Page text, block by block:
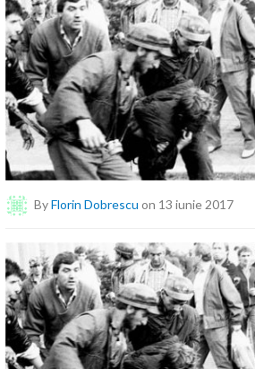
ByFlorin Dobrescu on 13 iunie 2017